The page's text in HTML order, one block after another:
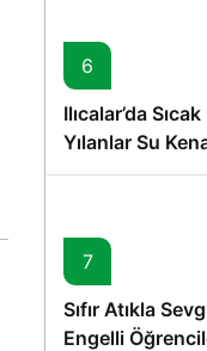
6
Ilıcalar’da
Yılanlar Su
Görüntülendi
7
Sıfır Atıkla
Engelli